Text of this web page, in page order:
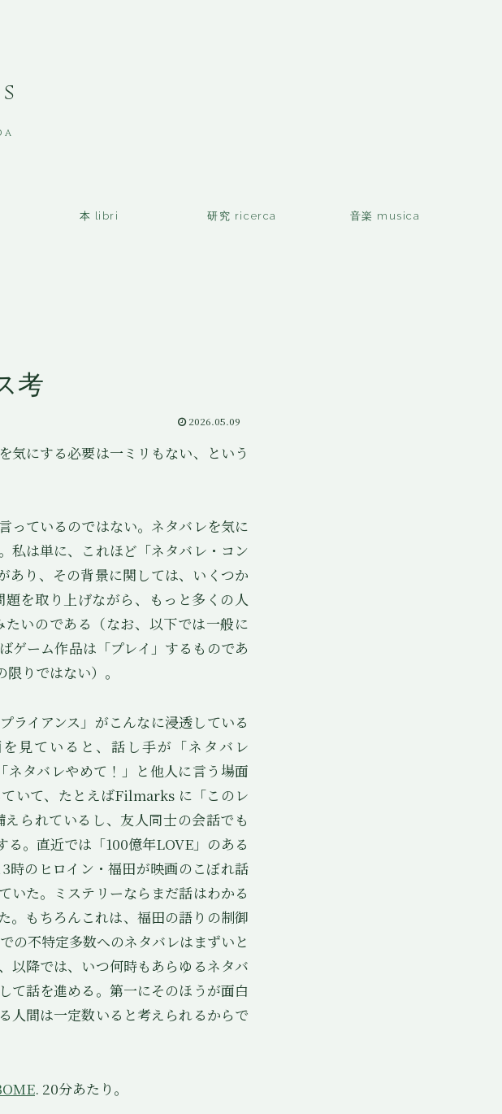
本 libri 研究 ricerca 音楽 musica
考
2026.05.09
にする必要は一ミリもない、という
っているのではない。ネタバレを気に
私は単に、これほど「ネタバレ・コン
あり、その背景に関しては、いくつか
を取り上げながら、もっと多くの人
いのである（なお、以下では一般に
ゲーム作品は「プレイ」するものであ
りではない）。
イアンス」がこんなに浸透している
見ていると、話し手が「ネタバレ
タバレやめて！」と他人に言う場面
いて、たとえばFilmarks に「このレ
られているし、友人同士の会話でも
る。直近では「100億年LOVE」のある
時のヒロイン・福田が映画のこぼれ話
いた。ミステリーならまだ話はわかる
。もちろんこれは、福田の語りの制御
の不特定多数へのネタバレはまずいと
以降では、いつ何時もあらゆるネタバ
て話を進める。第一にそのほうが面白
人間は一定数いると考えられるからで
. 20分あたり。